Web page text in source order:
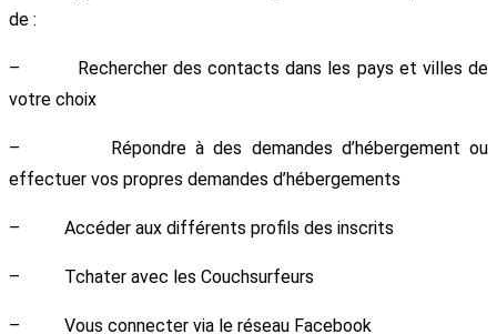
de :
– Rechercher des contacts dans les pays et villes de
votre choix
– Répondre à des demandes d’hébergement ou
effectuer vos propres demandes d’hébergements
– Accéder aux différents profils des inscrits
– Tchater avec les Couchsurfeurs
– Vous connecter via le réseau Facebook